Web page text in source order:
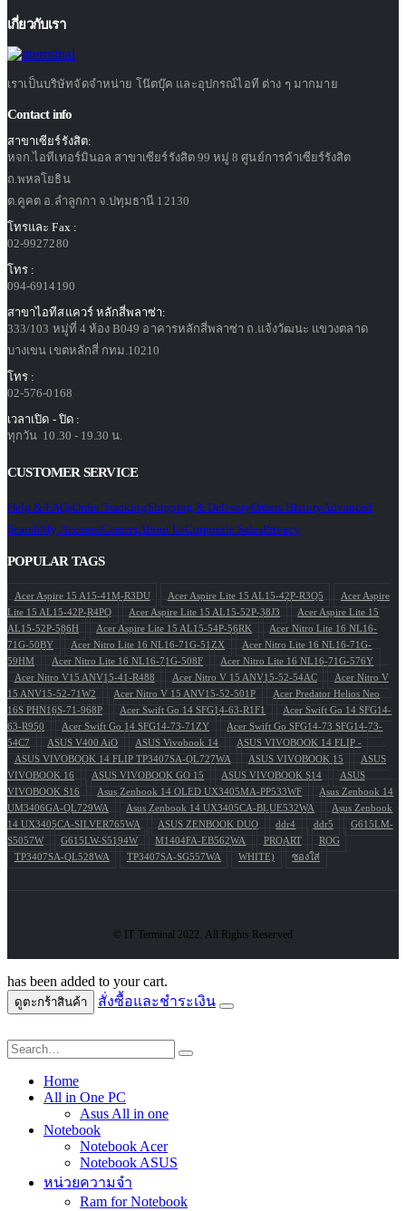
เกี่ยวกับเรา
เราเป็นบริษัทจัดจำหน่าย โน๊ตบุ๊ค และอุปกรณ์ไอที ต่าง ๆ มากมาย
Contact info
สาขาเซียร์รังสิต:
หจก.ไอทีเทอร์มินอล สาขาเซียร์รังสิต 99 หมู่ 8 ศูนย์การค้าเซียร์รังสิต
ถ.พหลโยธิน
ต.คูคต อ.ลำลูกกา จ.ปทุมธานี 12130
โทรและ Fax :
02-9927280
โทร :
094-6914190
สาขาไอทีสแควร์ หลักสี่พลาซ่า:
333/103 หมู่ที่ 4 ห้อง B049 อาคารหลักสี่พลาซ่า ถ.แจ้งวัฒนะ แขวงตลาด
บางเขน เขตหลักสี่ กทม.10210
โทร :
02-576-0168
เวลาเปิด - ปิด :
ทุกวัน 10.30 - 19.30 น.
CUSTOMER SERVICE
Help & FAQsOrder TrackingShipping & DeliveryOrders HistoryAdvanced
SearchMy AccountCareersAbout UsCorporate SalesPrivacy
POPULAR TAGS
Acer Aspire 15 A15-41M-R3DU Acer Aspire Lite 15 AL15-42P-R3Q5
Acer Aspire
Lite 15 AL15-42P-R4PQ
Acer Aspire Lite 15 AL15-52P-38J3
Acer Aspire Lite 15
AL15-52P-586H
Acer Aspire Lite 15 AL15-54P-56RK
Acer Nitro Lite 16 NL16-
71G-50BY
Acer Nitro Lite 16 NL16-71G-51ZX
Acer Nitro Lite 16 NL16-71G-
59HM
Acer Nitro Lite 16 NL16-71G-508F
Acer Nitro Lite 16 NL16-71G-576Y
Acer Nitro V15 ANV15-41-R488
Acer Nitro V 15 ANV15-52-54AC
Acer Nitro V
15 ANV15-52-71W2
Acer Nitro V 15 ANV15-52-501P
Acer Predator Helios Neo
16S PHN16S-71-968P
Acer Swift Go 14 SFG14-63-R1F1
Acer Swift Go 14 SFG14-
63-R950
Acer Swift Go 14 SFG14-73-71ZY
Acer Swift Go SFG14-73 SFG14-73-
54C7
ASUS V400 AiO ASUS Vivobook 14
ASUS VIVOBOOK 14 FLIP -
ASUS VIVOBOOK 14 FLIP TP3407SA-QL727WA
ASUS VIVOBOOK 15
ASUS
VIVOBOOK 16
ASUS VIVOBOOK GO 15 ASUS VIVOBOOK S14
ASUS
VIVOBOOK S16
Asus Zenbook 14 OLED UX3405MA-PP533WF
Asus Zenbook 14
UM3406GA-QL729WA
Asus Zenbook 14 UX3405CA-BLUE532WA
Asus Zenbook
14 UX3405CA-SILVER765WA
ASUS ZENBOOK DUO ddr4 ddr5
G615LM-
S5057W
G615LW-S5194W M1404FA-EB562WA PROART
ROG
TP3407SA-QL528WA
TP3407SA-SG557WA WHITE) ซองใส่
© IT Terminal 2022. All Rights Reserved
has been added to your cart.
ดูตะกร้าสินค้า สั่งซื้อและชำระเงิน
Home
All in One PC
Asus All in one
Notebook
Notebook Acer
Notebook ASUS
หน่วยความจำ
Ram for Notebook